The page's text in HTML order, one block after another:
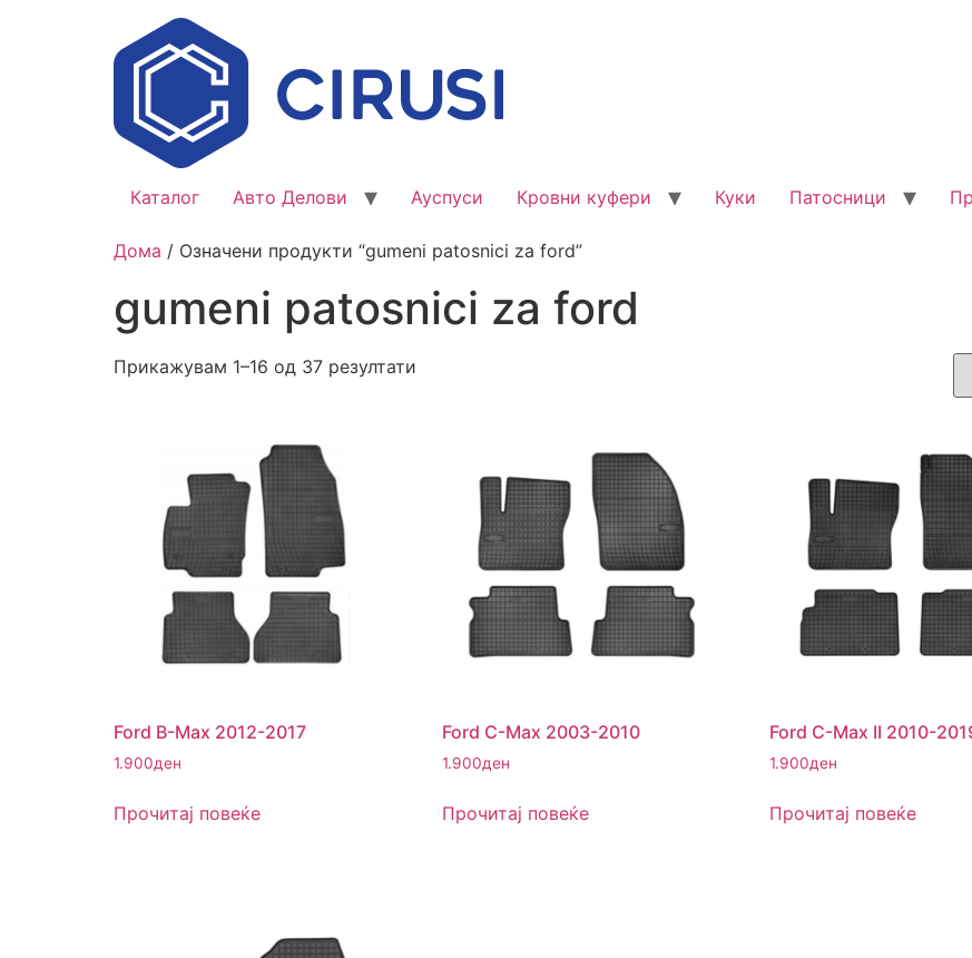
Каталог Авто Делови Ауспуси Кровни куфери Куки Патосници
Дома / Означени продукти “gumeni patosnici za ford”
gumeni patosnici za ford
Прикажувам 1–16 од 37 резултати
Ford B-Max 2012-2017
1.900ден
Прочитај повеќе
Ford C-Max 2003-2010
1.900ден
Прочитај повеќе
Ford C-Max II 2010-
1.900ден
Прочитај повеќе